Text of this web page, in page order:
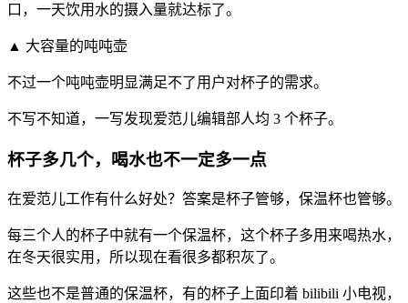
口，一天饮用水的摄入量就达标了。
▲ 大容量的吨吨壶
不过一个吨吨壶明显满足不了用户对杯子的需求。
不写不知道，一写发现爱范儿编辑部人均 3 个杯子。
杯子多几个，喝水也不一定多一点
在爱范儿工作有什么好处？答案是杯子管够，保温杯也管够。
每三个人的杯子中就有一个保温杯，这个杯子多用来喝热水，
在冬天很实用，所以现在看很多都积灰了。
这些也不是普通的保温杯，有的杯子上面印着 bilibili 小电视，